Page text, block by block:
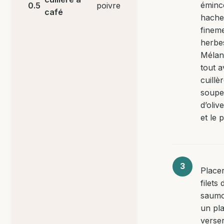
0.5
café
poivre
tout
et le
filets
un